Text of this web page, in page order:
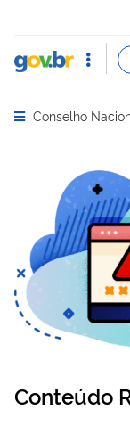
Abrir menu
Conselho
Conteúdo